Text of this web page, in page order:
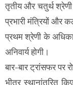
तृतीय और चतुर्थ
प्रभारी मंत्रियों और
प्रथम श्रेणी के
अनिवार्य होगी।
बार-बार ट्रांसफर पर
भीतर स्थानांतरित